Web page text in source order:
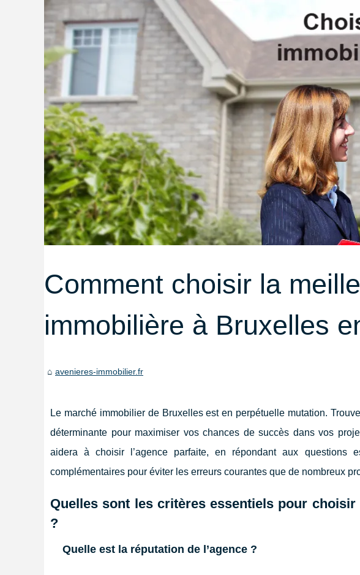
Comment choisir la
immobilière à Bruxelles
avenieres-immobilier.fr
Le marché immobilier de Bruxelles est en perpétuelle mutation.
déterminante pour maximiser vos chances de succès dans vos
aidera à choisir l’agence parfaite, en répondant aux questions
complémentaires pour éviter les erreurs courantes que de nombreux
Quelles sont les critères essentiels pour
?
Quelle est la réputation de l’agence ?